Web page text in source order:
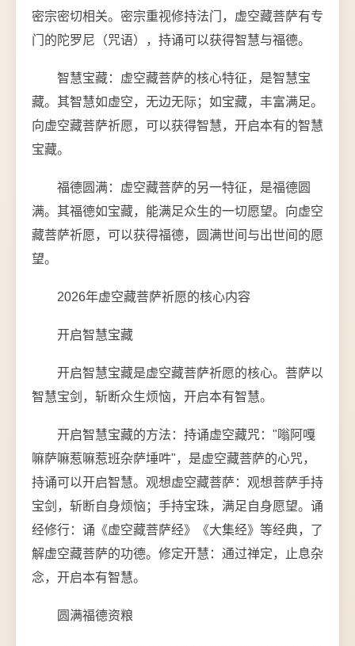
密宗密切相关。密宗重视修持法门，虚空藏菩萨有专
门的陀罗尼（咒语），持诵可以获得智慧与福德。
智慧宝藏：虚空藏菩萨的核心特征，是智慧宝
藏。其智慧如虚空，无边无际；如宝藏，丰富满足。
向虚空藏菩萨祈愿，可以获得智慧，开启本有的智慧
宝藏。
福德圆满：虚空藏菩萨的另一特征，是福德圆
满。其福德如宝藏，能满足众生的一切愿望。向虚空
藏菩萨祈愿，可以获得福德，圆满世间与出世间的愿
望。
2026年虚空藏菩萨祈愿的核心内容
开启智慧宝藏
开启智慧宝藏是虚空藏菩萨祈愿的核心。菩萨以
智慧宝剑，斩断众生烦恼，开启本有智慧。
开启智慧宝藏的方法：持诵虚空藏咒："嗡阿嘎
嘛萨嘛惹嘛惹班杂萨埵吽"，是虚空藏菩萨的心咒，
持诵可以开启智慧。观想虚空藏菩萨：观想菩萨手持
宝剑，斩断自身烦恼；手持宝珠，满足自身愿望。诵
经修行：诵《虚空藏菩萨经》《大集经》等经典，了
解虚空藏菩萨的功德。修定开慧：通过禅定，止息杂
念，开启本有智慧。
圆满福德资粮